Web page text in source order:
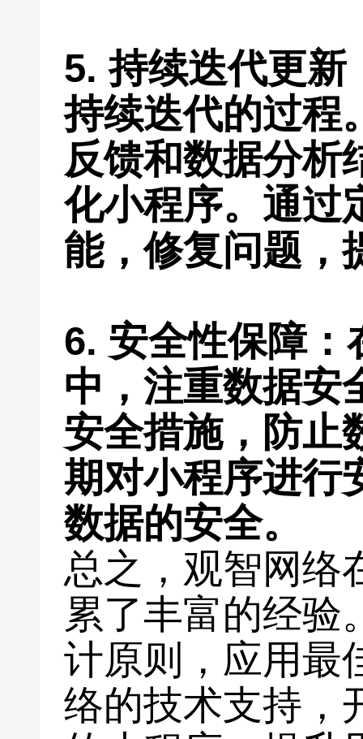
5. 持续迭代更新
持续迭代的过程
反馈和数据分析
化小程序。通过
能，修复问题，
6. 安全性保障：
中，注重数据安
安全措施，防止
期对小程序进行
数据的安全。
总之，观智网络
累了丰富的经验
计原则，应用最
络的技术支持，